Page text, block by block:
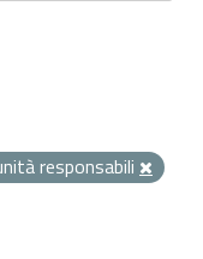
responsabili